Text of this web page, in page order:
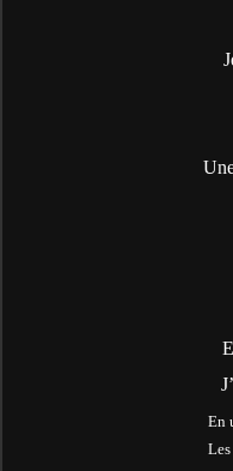
En un
Les arbres